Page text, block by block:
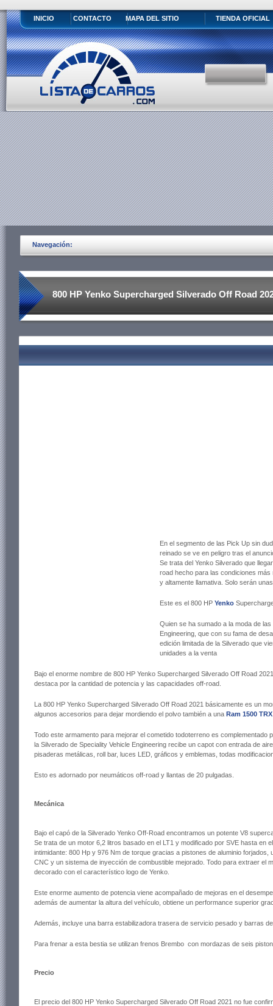
INICIO CONTACTO MAPA DEL SITIO TIENDA OFICIAL
Navegación:
800 HP Yenko Supercharged Silverado Off Road
En el segmento de las Pick Up sin
reinado se ve en peligro tras el
Se trata del Yenko Silverado que
road hecho para las condiciones
y altamente llamativa. Solo serán
Este es el 800 HP Yenko
Quien se ha sumado a la moda de
Engineering, que con su fama de
edición limitada de la Silverado que
unidades a la venta
Bajo el enorme nombre de 800 HP Yenko Supercharged Silverado Off Road
destaca por la cantidad de potencia y las capacidades off-road.
La 800 HP Yenko Supercharged Silverado Off Road 2021 básicamente es un
algunos accesorios para dejar mordiendo el polvo también a una Ram 1500 TRX
Todo este armamento para mejorar el cometido todoterreno es
la Silverado de Speciality Vehicle Engineering recibe un capot con entrada de
pisaderas metálicas, roll bar, luces LED, gráficos y emblemas, todas
Esto es adornado por neumáticos off-road y llantas de 20 pulgadas.
Mecánica
Bajo el capó de la Silverado Yenko Off-Road encontramos un potente V8
Se trata de un motor 6,2 litros basado en el LT1 y modificado por SVE hasta en
intimidante: 800 Hp y 976 Nm de torque gracias a pistones de aluminio
CNC y un sistema de inyección de combustible mejorado. Todo para extraer el
decorado con el característico logo de Yenko.
Este enorme aumento de potencia viene acompañado de mejoras en el
además de aumentar la altura del vehículo, obtiene un performance superior
Además, incluye una barra estabilizadora trasera de servicio pesado y barras
Para frenar a esta bestia se utilizan frenos Brembo con mordazas de seis
Precio
El precio del 800 HP Yenko Supercharged Silverado Off Road 2021 no fue